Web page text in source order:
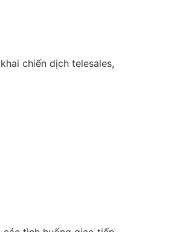
chiến dịch telesales,